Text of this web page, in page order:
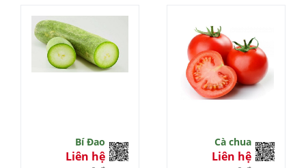
Bí Đao
Liên hệ
Cà chua
Liên hệ